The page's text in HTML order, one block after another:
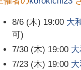
8/6 (木) 19:00 大
可)
7/30 (木) 19:00
7/23 (木) 19:00